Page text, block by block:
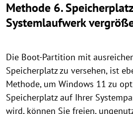
Methode 6.
Systemlaufwerk
Die Boot-Partition mit
Speicherplatz zu versehen, ist
Methode, um Windows 11 zu
Speicherplatz auf Ihrer
wird, können Sie freien,